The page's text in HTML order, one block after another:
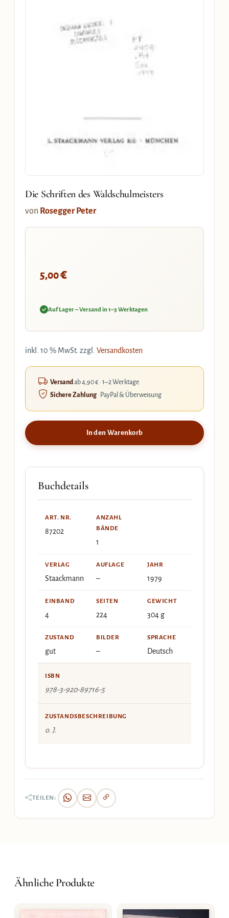
Die Schriften des Waldschulmeisters
von Rosegger Peter
5,00€
Auf Lager – Versand in 1–3 Werktagen
inkl. 10 % MwSt. zzgl. Versandkosten
Versandab 4,90 € · 1–2 Werktage
Sichere Zahlung· PayPal & Überweisung
In den Warenkorb
Buchdetails
ART. NR.
87202
ANZAHL
BÄNDE
1
VERLAG
Staackmann
AUFLAGE
–
JAHR
1979
EINBAND
4
SEITEN
224
GEWICHT
304 g
ZUSTAND
gut
BILDER
–
SPRACHE
Deutsch
ISBN
978-3-920-89716-5
ZUSTANDSBESCHREIBUNG
o. J.
TEILEN:
Ähnliche Produkte